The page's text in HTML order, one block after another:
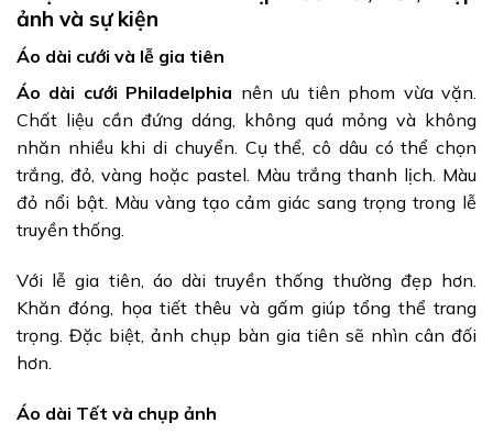
ảnh và sự kiện
Áo dài cưới và lễ gia tiên
Áo dài cưới Philadelphia nên ưu tiên phom vừa vặn.
Chất liệu cần đứng dáng, không quá mỏng và không
nhăn nhiều khi di chuyển. Cụ thể, cô dâu có thể chọn
trắng, đỏ, vàng hoặc pastel. Màu trắng thanh lịch. Màu
đỏ nổi bật. Màu vàng tạo cảm giác sang trọng trong lễ
truyền thống.
Với lễ gia tiên, áo dài truyền thống thường đẹp hơn.
Khăn đóng, họa tiết thêu và gấm giúp tổng thể trang
trọng. Đặc biệt, ảnh chụp bàn gia tiên sẽ nhìn cân đối
hơn.
Áo dài Tết và chụp ảnh